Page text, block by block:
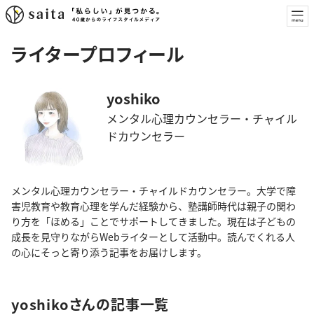
ライタープロフィール
yoshiko
メンタル心理カウンセラー・チャイル
ドカウンセラー
メンタル心理カウンセラー・チャイルドカウンセラー。大学で障
害児教育や教育心理を学んだ経験から、塾講師時代は親子の関わ
り方を「ほめる」ことでサポートしてきました。現在は子どもの
成長を見守りながらWebライターとして活動中。読んでくれる人
の心にそっと寄り添う記事をお届けします。
yoshikoさんの記事一覧